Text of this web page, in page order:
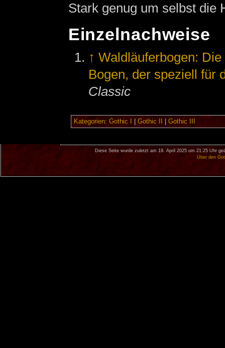
Stark genug um selbst die
Einzelnachweise
↑ Waldläuferbogen:
Bogen, der speziell für
Classic
Kategorien: Gothic I Gothic II Gothic III
Diese Seite wurde zuletzt am 19. April 2025 um 21:25 Uhr
Über den